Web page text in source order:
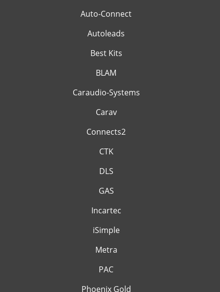
Auto-Connect
Autoleads
Best Kits
BLAM
Caraudio-Systems
Carav
Connects2
CTK
DLS
GAS
Incartec
iSimple
Metra
PAC
Phoenix Gold